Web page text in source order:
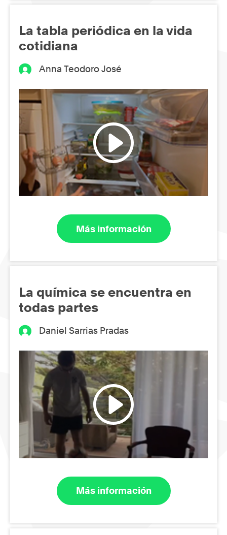
La tabla periódica en la vida
cotidiana
Anna Teodoro José
Más información
La química se encuentra en
todas partes
Daniel Sarrias Pradas
Más información